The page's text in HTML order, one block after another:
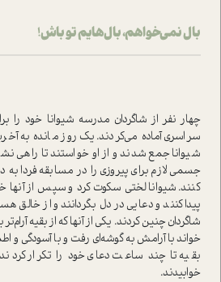
بال نمی‌خواهم، بال‌هایم تو باش!
چهار نفر از شاگردان مدرسه شیوانا خود
سراسری آماده می‌کردند. یک روز مانده به
شیوانا جمع شدند و از او خواستند تا راهی
جسمی لازم برای پیروزی را در مسابقه فردا
کنند. شیوانا لختی سکوت کرد و سپس از آنها
پیدا کنند و دعایی در دل بگردانند و از خالق
شاگردان چنین کردند. یکی از آنها که از بقیه
خواند با آرامش به گوشه‌ای رفت و با آسودگی و
بقیه تا چند ساعت دعای خود را تکرار
خوابیدند.